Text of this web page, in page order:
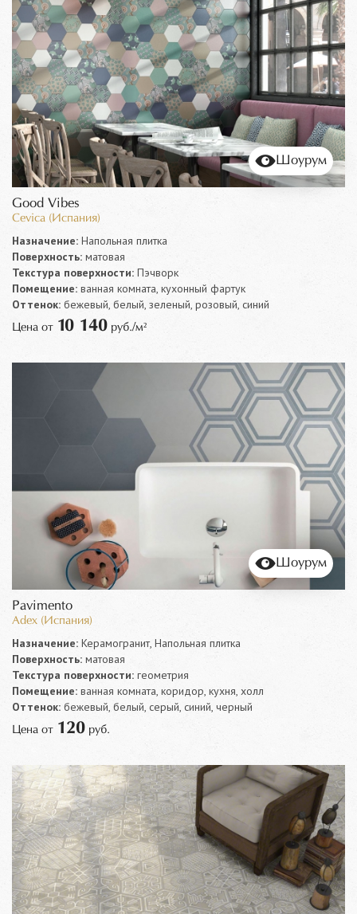
Шоурум
Good Vibes
Cevica (Испания)
Назначение: Напольная плитка
Поверхность: матовая
Текстура поверхности: Пэчворк
Помещение: ванная комната, кухонный фартук
Оттенок: бежевый, белый, зеленый, розовый, синий
Цена от 10 140 руб./м²
Шоурум
Pavimento
Adex (Испания)
Назначение: Керамогранит, Напольная плитка
Поверхность: матовая
Текстура поверхности: геометрия
Помещение: ванная комната, коридор, кухня, холл
Оттенок: бежевый, белый, серый, синий, черный
Цена от 120 руб.